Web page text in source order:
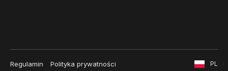
Regulamin Polityka prywatności PL